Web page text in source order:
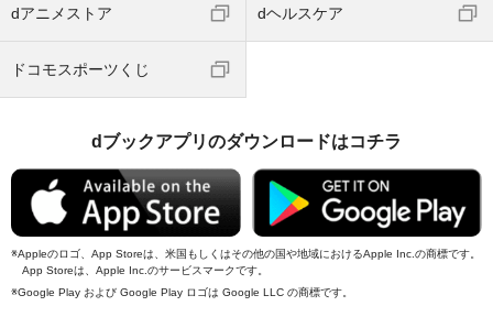
dアニメストア dヘルスケア
ドコモスポーツくじ
dブックアプリのダウンロードはコチラ
Appleのロゴ、App Storeは、米国もしくはその他の国や地域におけるApple Inc.の商標です。
App Storeは、Apple Inc.のサービスマークです。
Google Play および Google Play ロゴは Google LLC の商標です。